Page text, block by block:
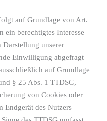
auf Grundlage von Art.
berechtigtes Interesse
Darstellung unserer
Einwilligung abgefragt
auf Grundlage
§ 25 Abs. 1 TTDSG,
von Cookies oder
des Nutzers